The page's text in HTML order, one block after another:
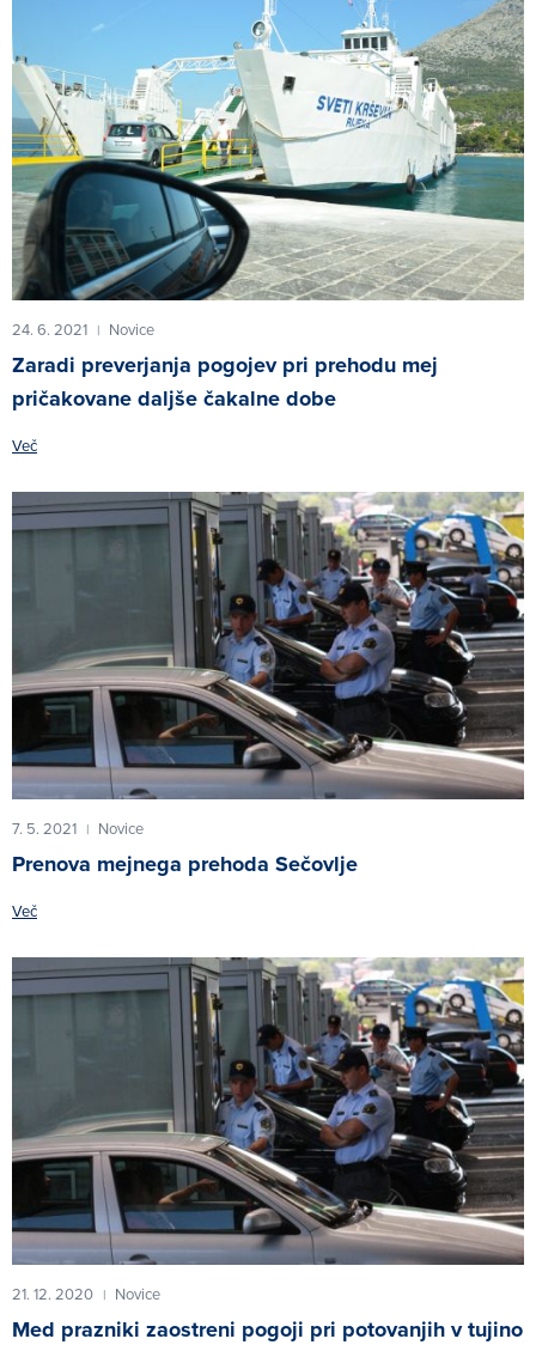
24. 6. 2021 | Novice
Zaradi preverjanja pogojev pri prehodu mej
pričakovane daljše čakalne dobe
Več
7. 5. 2021 | Novice
Prenova mejnega prehoda Sečovlje
Več
21. 12. 2020 | Novice
Med prazniki zaostreni pogoji pri potovanjih v tujino